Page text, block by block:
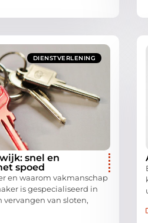
DIENSTVERLENING
snel en
spoed
en waarom vakmanschap
is gespecialiseerd in
vervangen van sloten,